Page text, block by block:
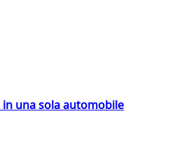
una sola automobile